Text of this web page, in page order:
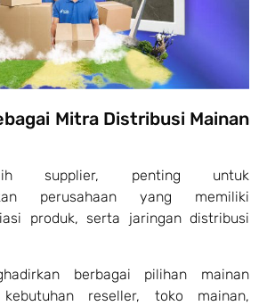
Mitra Distribusi Mainan
supplier, penting untuk
perusahaan yang memiliki
produk, serta jaringan distribusi
berbagai pilihan mainan
reseller, toko mainan,